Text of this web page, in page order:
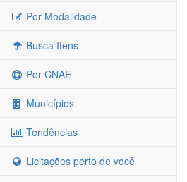
Por Modalidade
Busca Itens
Por CNAE
Municípios
Tendências
Licitações perto de você